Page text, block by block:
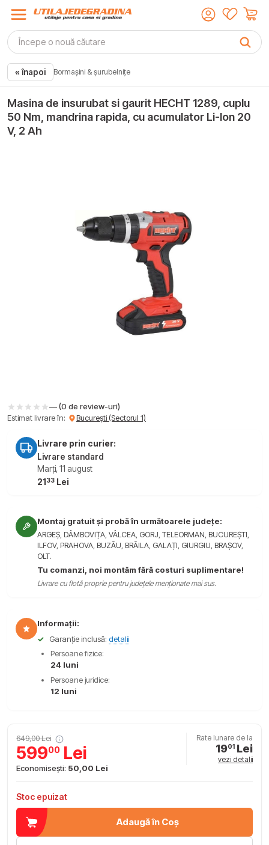
« înapoi Bormașini & șurubelnițe
Masina de insurubat si gaurit HECHT 1289, cuplu
50 Nm, mandrina rapida, cu acumulator Li-Ion 20
V, 2 Ah
— (0 de review-uri)
Estimat livrare în:
București (Sectorul 1)
Livrare prin curier:
Livrare standard
Marți, 11 august
21 33 Lei
Montaj gratuit și probă în următoarele județe:
ARGEȘ, DÂMBOVIȚA, VÂLCEA, GORJ, TELEORMAN, BUCUREȘTI,
ILFOV, PRAHOVA, BUZĂU, BRĂILA, GALAȚI, GIURGIU, BRAȘOV,
OLT.
Tu comanzi, noi montăm fără costuri suplimentare!
Livrare cu flotă proprie pentru județele menționate mai sus.
Informații:
✓
Garanție inclusă: detalii
Persoane fizice:
24 luni
Persoane juridice:
12 luni
649,00 Lei
59900 Lei
Economisești: 50,00 Lei
Rate lunare de la
1901 Lei
vezi detalii
Stoc epuizat
Adaugă în Coș